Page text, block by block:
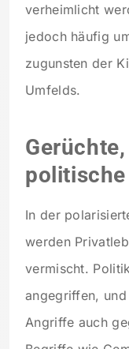
verheimlicht
jedoch häufig
zugunsten der
Umfelds.
politische
In der
werden
vermischt.
angegriffen,
Angriffe auch